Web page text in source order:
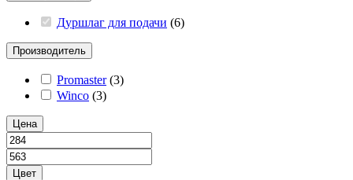
Дуршлаг для подачи (6)
Производитель
Promaster (3)
Winco (3)
Цена
Цвет